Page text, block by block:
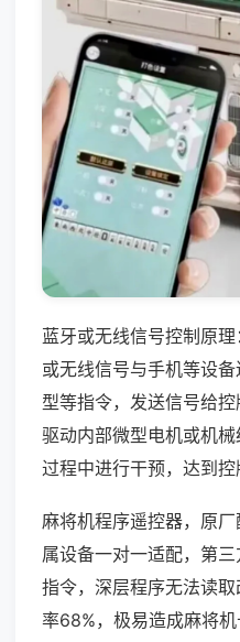
蓝牙或无线信号控制原
或无线信号与手机等设
型等指令，发送信号给
驱动内部微型电机或机
过程中进行干预，达到控
麻将机程序遥控器，原
属设备一对一适配，第
指令，深层程序无法读
率68%，极易造成麻将机